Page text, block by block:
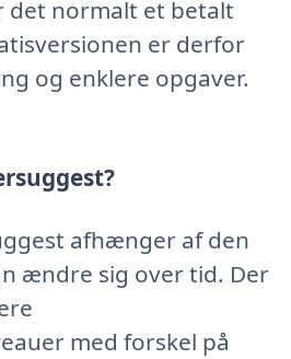
normalt et betalt
er derfor
og enklere opgaver.
afhænger af den
ændre sig over tid. Der
med forskel på